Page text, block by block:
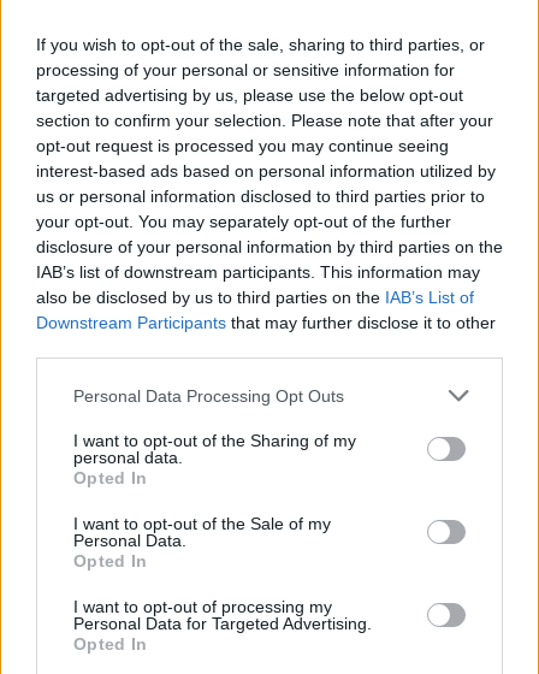
If you wish to opt-out of the sale, sharing to third parties, or
processing of your personal or sensitive information for
targeted advertising by us, please use the below opt-out
section to confirm your selection. Please note that after your
opt-out request is processed you may continue seeing
interest-based ads based on personal information utilized by
us or personal information disclosed to third parties prior to
your opt-out. You may separately opt-out of the further
disclosure of your personal information by third parties on the
IAB’s list of downstream participants. This information may
also be disclosed by us to third parties on the IAB’s List of
Downstream Participants that may further disclose it to other
Personal Data Processing Opt Outs
I want to opt-out of the Sharing of my
personal data.
Opted In
I want to opt-out of the Sale of my
Personal Data.
Opted In
I want to opt-out of processing my
Personal Data for Targeted Advertising.
Opted In
POWIĄZANE DYSKUSJE NA FORUM Z
KATEGORIICHOROBY DZIECKA
gość
Forum:Przypadki pediatryczne
Ankieta dla pediatry
Szanowni Państwo, Zwracam się z prośbą o
pediatrów, obszarów niepewności w codziennej
Forum:Choroby dziecięce
Po usunięciu trzeciego migdałka
Dzień dobry, szukam po forach i fejsbuku pomocy bo